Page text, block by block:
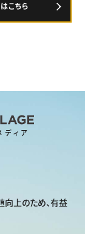
こちら
ィア
上のため、有益